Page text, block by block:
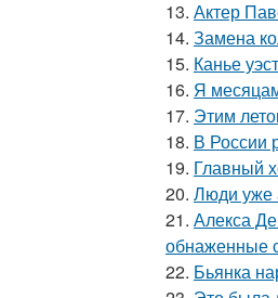
13. Актер
14. Замена
15. Канье
16. Я
17. Этим
18. В России
19. Главный
20. Люди уже
21. Алекса
обнаженные
22. Бьянка